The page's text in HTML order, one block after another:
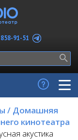
91-51
/ Домашняя
кинотеатра
акустика